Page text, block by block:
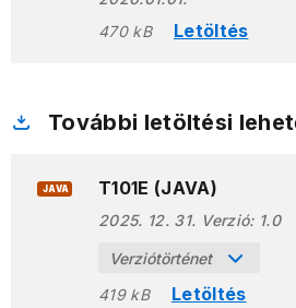
470 kB
Letöltés
További letöltési
JAVA T101E (JAVA)
2025. 12. 31. Verzió: 1.0
Verziótörténet
419 kB
Letöltés